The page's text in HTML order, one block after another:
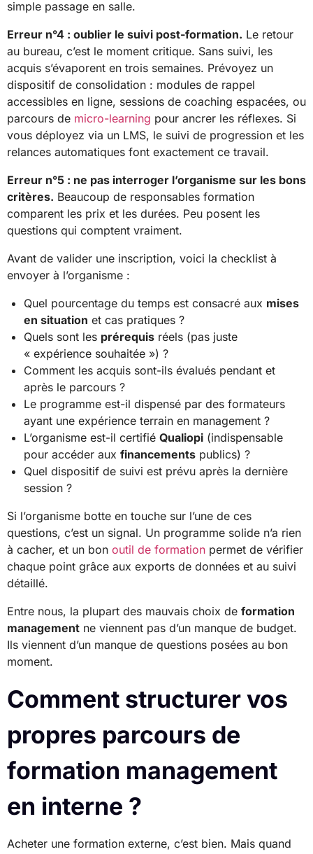
simple passage en salle.
Erreur n°4 : oublier le suivi post-formation. Le retour
au bureau, c’est le moment critique. Sans suivi, les
acquis s’évaporent en trois semaines. Prévoyez un
dispositif de consolidation : modules de rappel
accessibles en ligne, sessions de coaching espacées, ou
parcours de micro-learning pour ancrer les réflexes. Si
vous déployez via un LMS, le suivi de progression et les
relances automatiques font exactement ce travail.
Erreur n°5 : ne pas interroger l’organisme sur les bons
critères. Beaucoup de responsables formation
comparent les prix et les durées. Peu posent les
questions qui comptent vraiment.
Avant de valider une inscription, voici la checklist à
envoyer à l’organisme :
Quel pourcentage du temps est consacré aux mises
en situation et cas pratiques ?
Quels sont les prérequis réels (pas juste
« expérience souhaitée ») ?
Comment les acquis sont-ils évalués pendant et
après le parcours ?
Le programme est-il dispensé par des formateurs
ayant une expérience terrain en management ?
L’organisme est-il certifié Qualiopi (indispensable
pour accéder aux financements publics) ?
Quel dispositif de suivi est prévu après la dernière
session ?
Si l’organisme botte en touche sur l’une de ces
questions, c’est un signal. Un programme solide n’a rien
à cacher, et un bon outil de formation permet de vérifier
chaque point grâce aux exports de données et au suivi
détaillé.
Entre nous, la plupart des mauvais choix de formation
management ne viennent pas d’un manque de budget.
Ils viennent d’un manque de questions posées au bon
moment.
Comment structurer vos
propres parcours de
formation management
en interne ?
Acheter une formation externe, c’est bien. Mais quand